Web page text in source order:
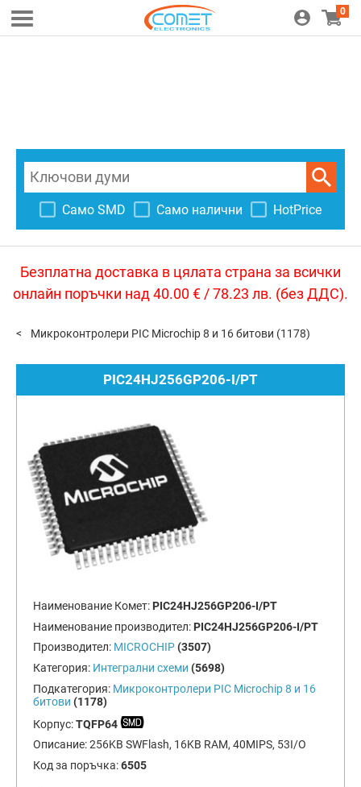
0
Само SMD Само налични HotPrice
Безплатна доставка в цялата страна за всички
онлайн поръчки над 40.00 € / 78.23 лв. (без ДДС).
Микроконтролери PIC Microchip 8 и 16 битови (1178)
PIC24HJ256GP206-I/PT
Наименование Комет: PIC24HJ256GP206-I/PT
Наименование производител: PIC24HJ256GP206-I/PT
Производител: MICROCHIP (3507)
Категория: Интегрални схеми (5698)
Подкатегория: Микроконтролери PIC Microchip 8 и 16
битови (1178)
Корпус:TQFP64
Описание:256KB SWFlash, 16KB RAM, 40MIPS, 53I/O
Код за поръчка:6505